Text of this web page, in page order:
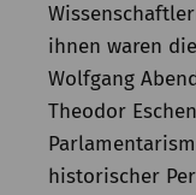
Institut
Forschung
ihnen waren
Wolfgang
Theodor
historischer